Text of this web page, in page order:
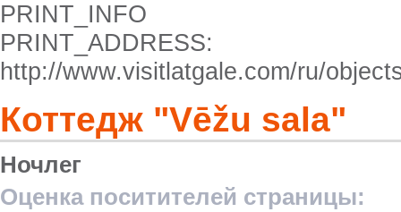
PRINT_INFO
PRINT_ADDRESS:
http://www.visitlatgale.com/ru/
Коттедж "Vēžu sala"
Ночлег
Оценка поситителей страницы: